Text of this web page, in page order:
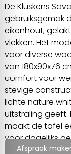
De Kluskens
gebruiksgemak
eikenhout,
vlekken. Het
voor diverse
van 180x90x76
comfort voor
stevige
lichte nature
uitstraling geeft.
maakt de tafel
voor dagelijks
Afspraak